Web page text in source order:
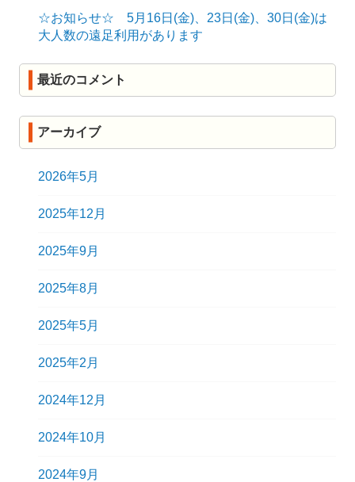
☆お知らせ☆ 5月16日(金)、23日(金)、30日(金)は
大人数の遠足利用があります
最近のコメント
アーカイブ
2026年5月
2025年12月
2025年9月
2025年8月
2025年5月
2025年2月
2024年12月
2024年10月
2024年9月